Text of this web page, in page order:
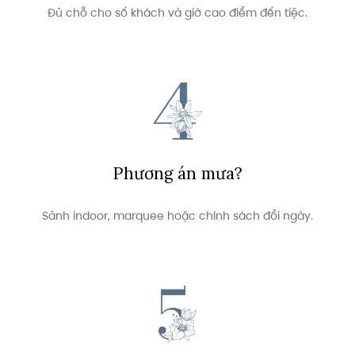
Đủ chỗ cho số khách và giờ cao điểm đến tiệc.
Phương án mưa?
Sảnh indoor, marquee hoặc chính sách đổi ngày.